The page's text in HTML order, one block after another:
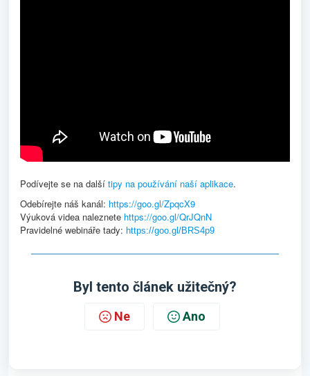
Podívejte se na další tipy na používání naší aplikace.
Odebírejte náš kanál: https://goo.gl/ZpqcX9
Výuková videa naleznete https://goo.gl/QrJQnN
Pravidelné webináře tady: https://goo.gl/BRS4p9
Byl tento článek užitečný?
Ne Ano